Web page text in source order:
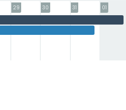
29
30
31
01